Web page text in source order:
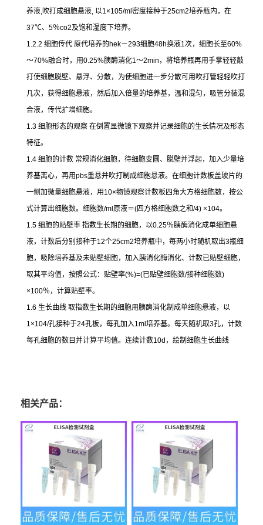
养液,吹打成细胞悬液, 以1×105/ml 密度接种于25cm2培养瓶内，在
37℃、 5％co2及饱和湿度下培养。
1.2.2 细胞传代 原代培养的hek－293细胞48h换液1次，细胞长至60%
～70%融合时，用0.25%胰酶消化1～2min ，将培养瓶再用手掌轻轻敲
打使细胞脱壁、悬浮、分散，为使细胞进一步分散可用吹打管轻轻吹打
几次，获得细胞悬液，然后加入倍量的培养基，温和混匀，吸管分装混
合液，传代扩增细胞。
1.3 细胞形态的观察 在倒置显微镜下观察并记录细胞的生长情况及形态
特征。
1.4 细胞的计数 常规消化细胞，待细胞变圆、脱壁并浮起，加入少量培
养基离心，再用pbs重悬并吹打制成细胞悬液。在细胞计数板盖玻片的
一侧加微量细胞悬液，用 10×物镜观察计数板四角大方格细胞数，按公
式计算出细胞数。细胞数/ml 原液＝(四方格细胞数之和/4) ×104。
1.5 细胞的贴壁率 指数生长期的细胞，以0.25％胰酶消化成单细胞悬
液，计数后分别接种于12个25cm2培养瓶中，每两小时随机取出3瓶细
胞，吸除培养基及未贴壁细胞，加入胰消化酶消化、计数已贴壁细胞，
取其平均值，按照公式：贴壁率(%)=(已贴壁细胞数/接种细胞数)
×100％，计算贴壁率。
1.6 生长曲线 取指数生长期的细胞用胰酶消化制成单细胞悬液，以
1×104/孔接种于24孔板，每孔加入1ml 培养基。每天随机取3孔，计数
每孔细胞的数目并计算平均值。连续计数10d ，绘制细胞生长曲线
相关产品：